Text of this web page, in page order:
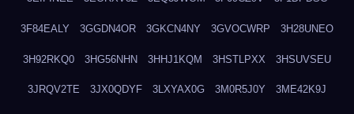
3F84EALY 3GGDN4OR 3GKCN4NY 3GVOCWRP 3H28UNEO
3H92RKQ0 3HG56NHN 3HHJ1KQM 3HSTLPXX 3HSUVSEU
3JRQV2TE 3JX0QDYF 3LXYAX0G 3M0R5J0Y 3ME42K9J